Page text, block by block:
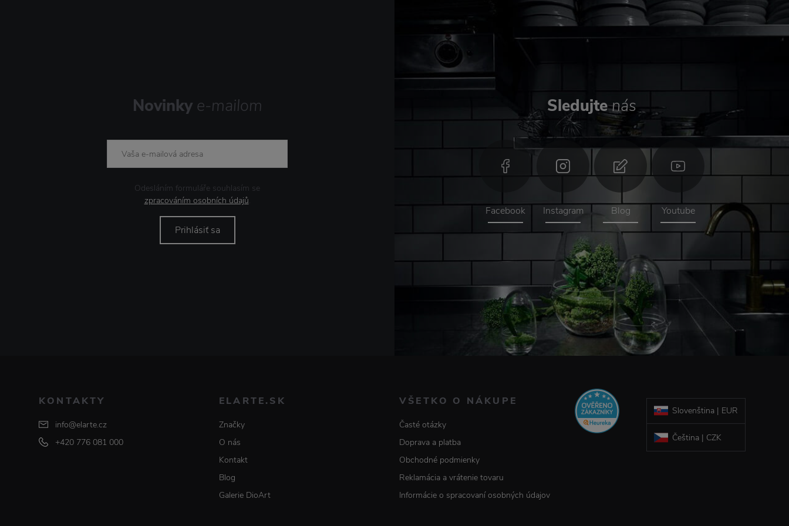
Novinky e-mailom
Odesláním formuláře souhlasím se
zpracováním osobních údajů.
Prihlásiť sa
Sledujtenás
Facebook Instagram Blog Youtube
KONTAKTY
info@elarte.cz
+420 776 081 000
ELARTE.SK
Značky
O nás
Kontakt
Blog
Galerie DioArt
VŠETKO O NÁKUPE
Časté otázky
Doprava a platba
Obchodné podmienky
Reklamácia a vrátenie tovaru
Informácie o spracovaní osobných údajov
Slovenština | EUR
Čeština | CZK